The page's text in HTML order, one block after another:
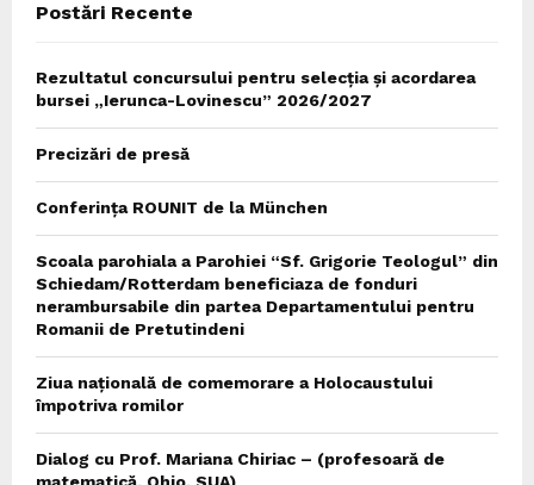
Postări Recente
Rezultatul concursului pentru selecția și acordarea
bursei „Ierunca-Lovinescu” 2026/2027
Precizări de presă
Conferința ROUNIT de la München
Scoala parohiala a Parohiei “Sf. Grigorie Teologul” din
Schiedam/Rotterdam beneficiaza de fonduri
nerambursabile din partea Departamentului pentru
Romanii de Pretutindeni
Ziua națională de comemorare a Holocaustului
împotriva romilor
Dialog cu Prof. Mariana Chiriac – (profesoară de